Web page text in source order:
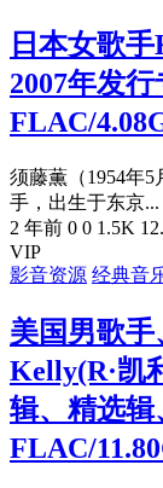
日本女歌
2007年发
FLAC/
须藤薫（1954年5
手，出生于东京...
2 年前 0 0 1.5K
VIP
影音资源 经典音
美国男歌
Kelly(R·凯
辑、精选
FLAC/